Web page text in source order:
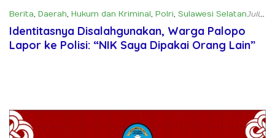
Berita, Daerah, Hukum dan Kriminal, Polri, Sulawesi SelatanJuli
10, 2025
Identitasnya Disalahgunakan, Warga Palopo
Lapor ke Polisi: “NIK Saya Dipakai Orang Lain”